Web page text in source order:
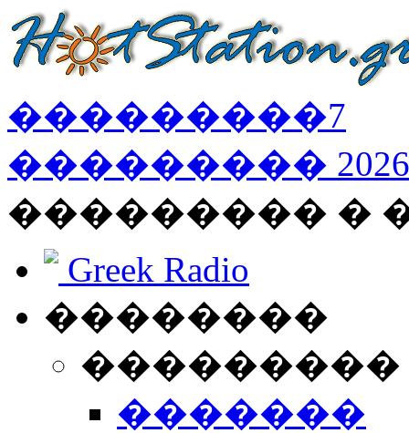
���������7
��������� 2026
��������� �
Greek Radio
��������
�������